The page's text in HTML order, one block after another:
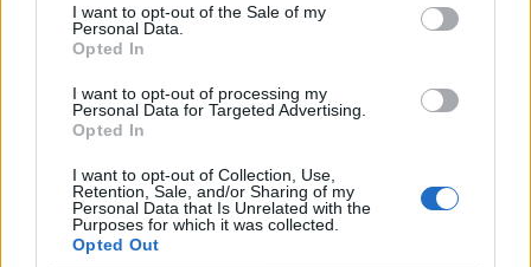
I want to opt-out of the Sale of my
Personal Data.
Opted In
I want to opt-out of processing my
Personal Data for Targeted Advertising.
Opted In
I want to opt-out of Collection, Use,
Retention, Sale, and/or Sharing of my
Personal Data that Is Unrelated with the
Purposes for which it was collected.
Opted Out